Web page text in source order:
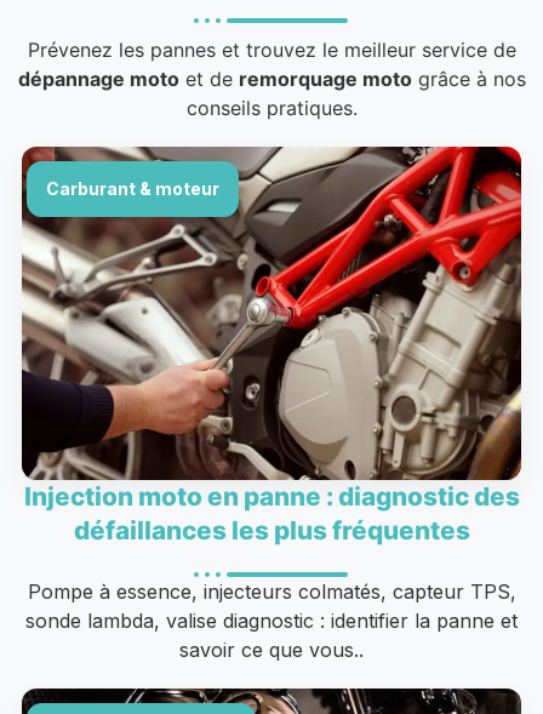
Prévenez les pannes et trouvez le meilleur service de
dépannage motoet de remorquage motogrâce à nos
conseils pratiques.
Carburant & moteur
Injection moto en panne : diagnostic des
défaillances les plus fréquentes
Pompe à essence, injecteurs colmatés, capteur TPS,
sonde lambda, valise diagnostic : identifier la panne et
savoir ce que vous..